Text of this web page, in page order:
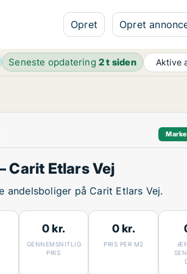
Opret Opret
Seneste opdatering2 t siden Aktive
Carit Etlars Vej
andelsboliger på Carit Etlars Vej.
0 kr.
GENNEMSNITLIG
PRIS
0 kr.
PRIS PER M2